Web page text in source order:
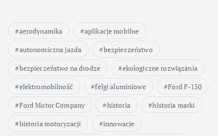
aerodynamika
aplikacje mobilne
autonomiczna jazda
bezpieczeństwo
bezpieczeństwo na drodze
ekologiczne rozwiązania
elektromobilność
felgi aluminiowe
Ford F-150
Ford Motor Company
historia
historia marki
historia motoryzacji
innowacje